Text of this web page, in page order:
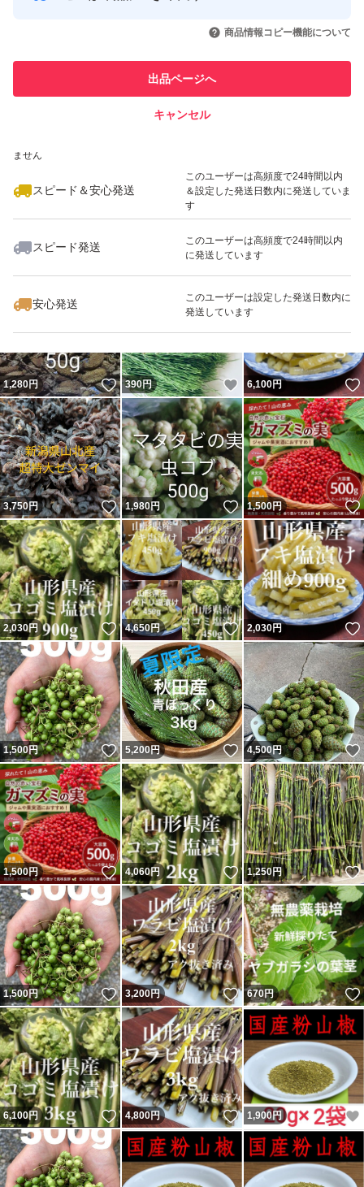
2000g
それ以上の大量購入も大歓迎です。
#山椒
#ぶどう山椒
#実山椒
引を完了させた実績があります
での取引実績があります
ません
スピード＆安心発送
このユーザーは高頻度で24時間以内
＆設定した発送日数内に発送していま
す
スピード発送
このユーザーは高頻度で24時間以内
に発送しています
安心発送
このユーザーは設定した発送日数内に
発送しています
商品情報コピー機能について
出品ページへ
キャンセル
いいね！
1,800
1,280円 いいね！
390円 いいね！
6,100円
3,750円 いいね！
1,980円 いいね！
1,500円
2,030円 いいね！
4,650円 いいね！
2,030円
1,500円 いいね！
5,200円 いいね！
4,500円
1,500円 いいね！
4,060円 いいね！
1,250円
1,500円 いいね！
3,200円 いいね！
670円
6,100円 いいね！
4,800円 いいね！
1,900円